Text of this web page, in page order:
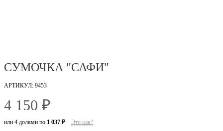
СУМОЧКА "САФИ"
АРТИКУЛ: 9453
4 150 ₽
или 4 долями по 1 037 ₽ Это как?